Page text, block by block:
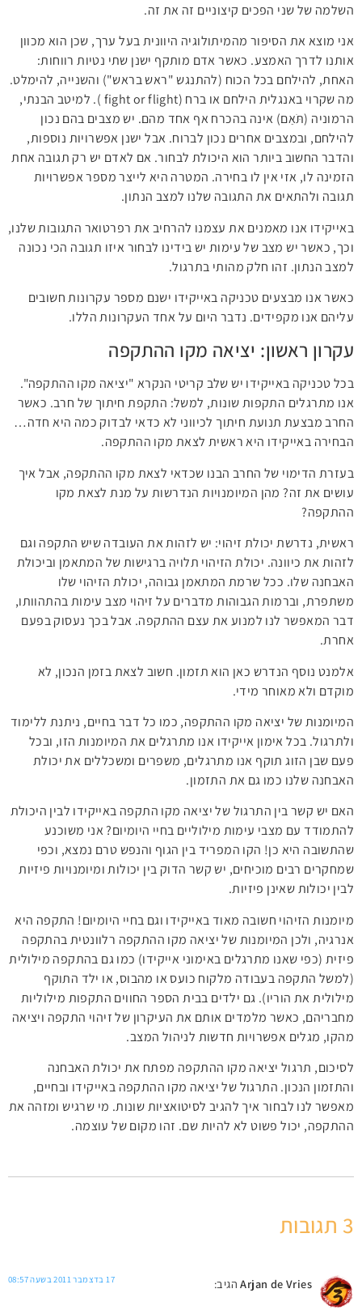
השלמה של שני הפכים קיצוניים זה את זה.
אני מוצא את הסיפור מהמיתולוגיה היוונית בעל ערך, שכן הוא מכוון
אותנו לדרך האמצע. כאשר אדם מותקף ישנן שתי נטיות רווחות:
האחת, להילחם בכל הכוח (להתנגש "ראש בראש") והשנייה, להימלט.
מה שקרוי באנגלית הילחם או ברח (fight or flight ). למיטב הבנתי,
הרמוניה (תֹּאַם) אינה בהכרח אף אחד מהם. יש מצבים בהם נכון
להילחם, ובמצבים אחרים נכון לברוח. אבל ישנן אפשרויות נוספות,
והדבר החשוב ביותר הוא היכולת לבחור. אם לאדם יש רק תגובה אחת
הזמינה לו, אזי אין לו בחירה. המטרה היא לייצר מספר אפשרויות
תגובה ולהתאים את התגובה שלנו למצב הנתון.
באייקידו אנו מאמנים את עצמנו להרחיב את רפרטואר התגובות שלנו,
וכך, כאשר יש מצב של עימות יש בידינו לבחור איזו תגובה הכי נכונה
למצב הנתון. זהו חלק מהותי בתרגול.
כאשר אנו מבצעים טכניקה באייקידו ישנם מספר עקרונות חשובים
עליהם אנו מקפידים. נדבר היום על אחד העקרונות הללו.
עקרון ראשון: יציאה מקו ההתקפה
בכל טכניקה באייקידו יש שלב קריטי הנקרא "יציאה מקו ההתקפה".
אנו מתרגלים התקפות שונות, למשל: התקפת חיתוך של חרב. כאשר
החרב מבצעת תנועת חיתוך לכיווני לא כדאי לבדוק כמה היא חדה…
הבחירה באייקידו היא ראשית לצאת מקו ההתקפה.
בעזרת הדימוי של החרב הבנו שכדאי לצאת מקו ההתקפה, אבל איך
עושים את זה? מהן המיומנויות הנדרשות על מנת לצאת מקו
ההתקפה?
ראשית, נדרשת יכולת זיהוי: יש לזהות את העובדה שיש התקפה וגם
לזהות את כיוונה. יכולת הזיהוי תלויה ברגישות של המתאמן וביכולת
האבחנה שלו. ככל שרמת המתאמן גבוהה, יכולת הזיהוי שלו
משתפרת, וברמות הגבוהות מדברים על זיהוי מצב עימות בהתהוותו,
דבר המאפשר לנו למנוע את עצם ההתקפה. אבל בכך נעסוק בפעם
אחרת.
אלמנט נוסף הנדרש כאן הוא תזמון. חשוב לצאת בזמן הנכון, לא
מוקדם ולא מאוחר מידי.
המיומנות של יציאה מקו ההתקפה, כמו כל דבר בחיים, ניתנת ללימוד
ולתרגול. בכל אימון אייקידו אנו מתרגלים את המיומנות הזו, ובכל
פעם שבן הזוג תוקף אנו מתרגלים, משפרים ומשכללים את יכולת
האבחנה שלנו כמו גם את התזמון.
האם יש קשר בין התרגול של יציאה מקו התקפה באייקידו לבין היכולת
להתמודד עם מצבי עימות מילוליים בחיי היומיום? אני משוכנע
שהתשובה היא כן! הקו המפריד בין הגוף והנפש טרם נמצא, וכפי
שמחקרים רבים מוכיחים, יש קשר הדוק בין יכולות ומיומנויות פיזיות
לבין יכולות שאינן פיזיות.
מיומנות הזיהוי חשובה מאוד באייקידו וגם בחיי היומיום! התקפה היא
אנרגיה, ולכן המיומנות של יציאה מקו ההתקפה רלוונטית בהתקפה
פיזית (כפי שאנו מתרגלים באימוני אייקידו) כמו גם בהתקפה מילולית
(למשל התקפה בעבודה מלקוח כועס או מהבוס, או ילד התוקף
מילולית את הוריו). גם ילדים בבית הספר החווים התקפות מילוליות
מחבריהם, כאשר מלמדים אותם את העיקרון של זיהוי התקפה ויציאה
מהקו, מגלים אפשרויות חדשות לניהול המצב.
לסיכום, תרגול יציאה מקו ההתקפה מפתח את יכולת האבחנה
והתזמון הנכון. התרגול של יציאה מקו ההתקפה באייקידו ובחיים,
מאפשר לנו לבחור איך להגיב לסיטואציות שונות. מי שרגיש ומזהה את
ההתקפה, יכול פשוט לא להיות שם. זהו מקום של עוצמה.
3 תגובות
Arjan de Vries הגיב: 17 בדצמבר 2011 בשעה 08:57